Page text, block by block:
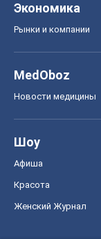
Экономика
Рынки и компании
MedOboz
Новости медицины
Шоу
Афиша
Красота
Женский Журнал